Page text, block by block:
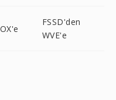
FSSD'den
WVE'e